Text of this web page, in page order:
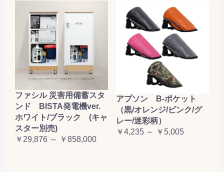
お買い物を続ける カートへ進む
ファシル 災害用備蓄スタ
ンド BISTA発電機ver.
ホワイト/ブラック (キャ
スター別売)
￥29,876 ～ ￥858,000
アプソン B-ポケット
（黒/オレンジ/ピンク/グ
レー/迷彩柄）
￥4,235 ～ ￥5,005